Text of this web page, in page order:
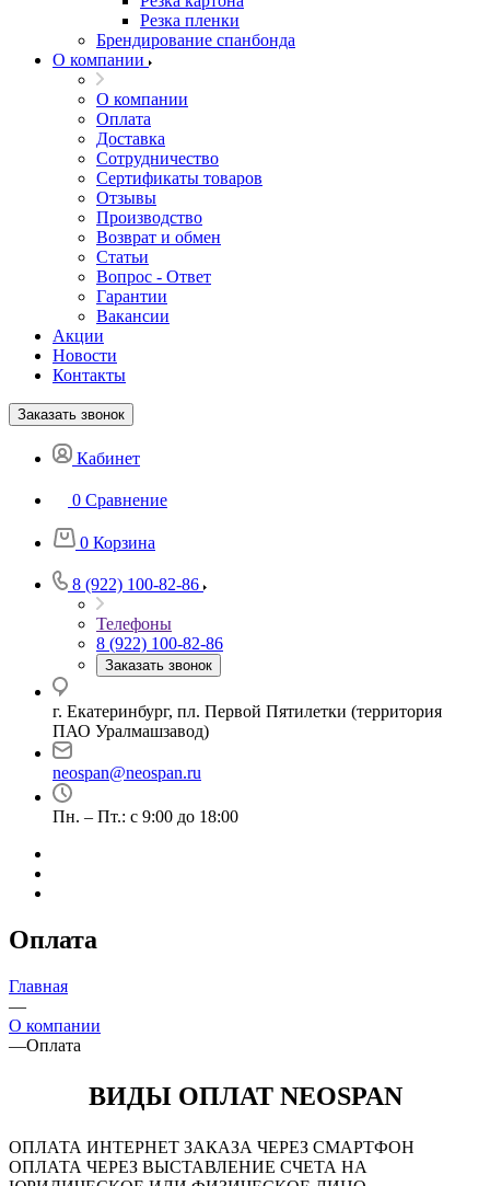
Резка пленки
Брендирование спанбонда
О компании
О компании
Оплата
Доставка
Сотрудничество
Сертификаты товаров
Отзывы
Производство
Возврат и обмен
Статьи
Вопрос - Ответ
Гарантии
Вакансии
Акции
Новости
Контакты
Заказать звонок
Кабинет
0 Сравнение
0 Корзина
8 (922) 100-82-86
Телефоны
8 (922) 100-82-86
Заказать звонок
г. Екатеринбург, пл. Первой Пятилетки (территория
ПАО Уралмашзавод)
neospan@neospan.ru
Пн. – Пт.: с 9:00 до 18:00
Оплата
Главная
—
О компании
—Оплата
ВИДЫ ОПЛАТ NEOSPAN
ОПЛАТА ИНТЕРНЕТ ЗАКАЗА ЧЕРЕЗ СМАРТФОН
ОПЛАТА ЧЕРЕЗ ВЫСТАВЛЕНИЕ СЧЕТА НА